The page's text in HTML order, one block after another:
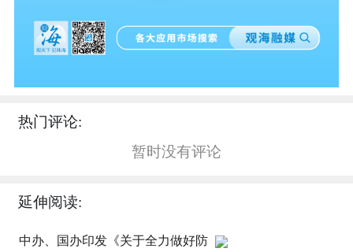
热门评论:
暂时没有评论
延伸阅读:
中办、国办印发《关于全力做好防